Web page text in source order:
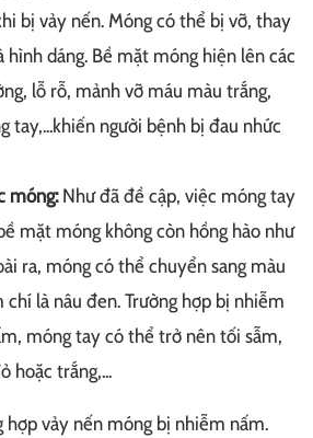
bị vảy nến. Móng có thể bị vỡ, thay
dáng. Bề mặt móng hiện lên các
lỗ rỗ, mảnh vỡ máu màu trắng,
tay,...khiến người bệnh bị đau nhức
móng:Như đã đề cập, việc móng tay
mặt móng không còn hồng hào như
ra, móng có thể chuyển sang màu
chí là nâu đen. Trường hợp bị nhiễm
móng tay có thể trở nên tối sẫm,
hoặc trắng,...
hợp vảy nến móng bị nhiễm nấm.